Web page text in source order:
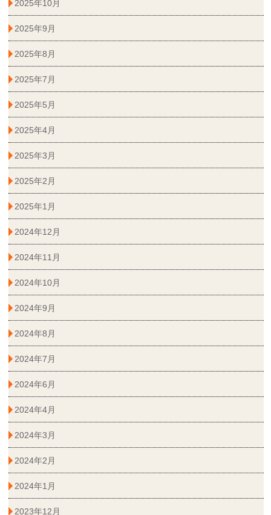
2025年10月
2025年9月
2025年8月
2025年7月
2025年5月
2025年4月
2025年3月
2025年2月
2025年1月
2024年12月
2024年11月
2024年10月
2024年9月
2024年8月
2024年7月
2024年6月
2024年4月
2024年3月
2024年2月
2024年1月
2023年12月